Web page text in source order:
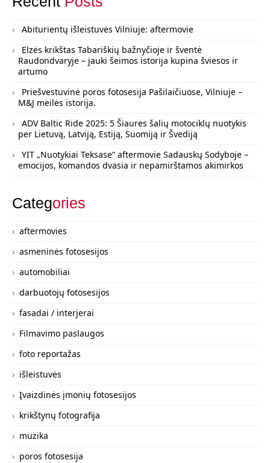
Abiturientų išleistuvės Vilniuje: aftermovie
Elzės krikštas Tabariškių bažnyčioje ir šventė
Raudondvaryje – jauki šeimos istorija kupina šviesos ir
artumo
Priešvestuvinė poros fotosesija Pašilaičiuose, Vilniuje –
M&J meilės istorija.
ADV Baltic Ride 2025: 5 Šiaurės šalių motociklų nuotykis
per Lietuvą, Latviją, Estiją, Suomiją ir Švediją
YIT „Nuotykiai Teksase“ aftermovie Sadauskų Sodyboje –
emocijos, komandos dvasia ir nepamirštamos akimirkos
Categories
aftermovies
asmeninės fotosesijos
automobiliai
darbuotojų fotosesijos
fasadai / interjerai
Filmavimo paslaugos
foto reportažas
išleistuvės
Įvaizdinės įmonių fotosesijos
krikštynų fotografija
muzika
poros fotosesija